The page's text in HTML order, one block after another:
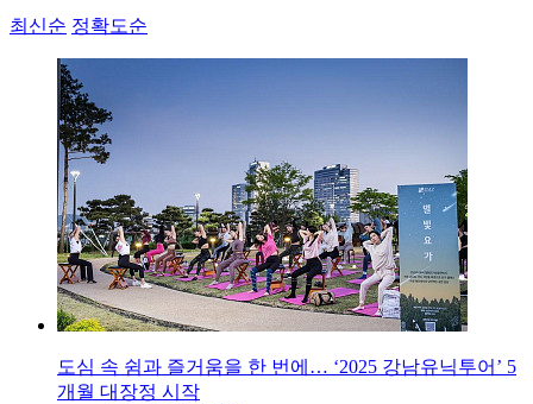
최신순 정확도순
도심 속 쉼과 즐거움을 한 번에… ‘2025 강남유닉투어’ 5
개월 대장정 시작